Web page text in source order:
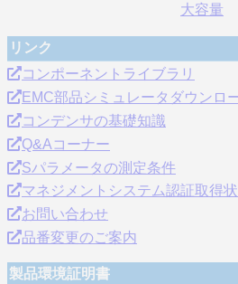
大容量
リンク
コンポーネントライブラリ
EMC部品シミュレータダウンロ
コンデンサの基礎知識
Q&Aコーナー
Sパラメータの測定条件
マネジメントシステム認証取得
お問い合わせ
品番変更のご案内
製品環境証明書